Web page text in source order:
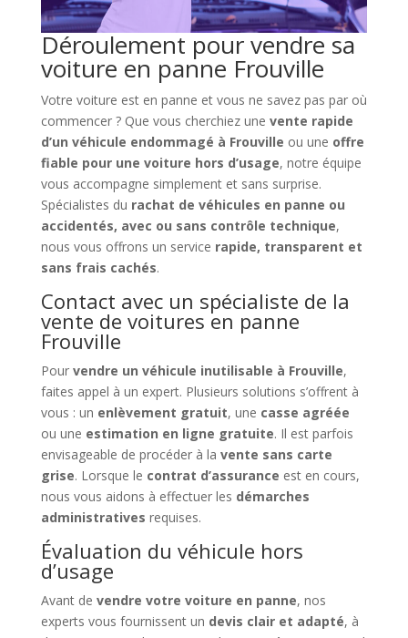
Déroulement pour vendre sa
voiture en panne Frouville
Votre voiture est en panne et vous ne savez pas par où
commencer ? Que vous cherchiez une vente rapide
d’un véhicule endommagé à Frouville ou une offre
fiable pour une voiture hors d’usage, notre équipe
vous accompagne simplement et sans surprise.
Spécialistes du rachat de véhicules en panne ou
accidentés, avec ou sans contrôle technique,
nous vous offrons un service rapide, transparent et
sans frais cachés.
Contact avec un spécialiste de la
vente de voitures en panne
Frouville
Pour vendre un véhicule inutilisable à Frouville,
faites appel à un expert. Plusieurs solutions s’offrent à
vous : un enlèvement gratuit, une casse agréée
ou une estimation en ligne gratuite. Il est parfois
envisageable de procéder à la vente sans carte
grise. Lorsque le contrat d’assurance est en cours,
nous vous aidons à effectuer les démarches
administratives requises.
Évaluation du véhicule hors
d’usage
Avant de vendre votre voiture en panne, nos
experts vous fournissent un devis clair et adapté, à